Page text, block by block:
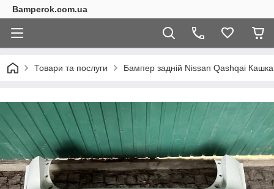
Bamperok.com.ua
Товари та послуги Бампер задній Nissan Qashqai